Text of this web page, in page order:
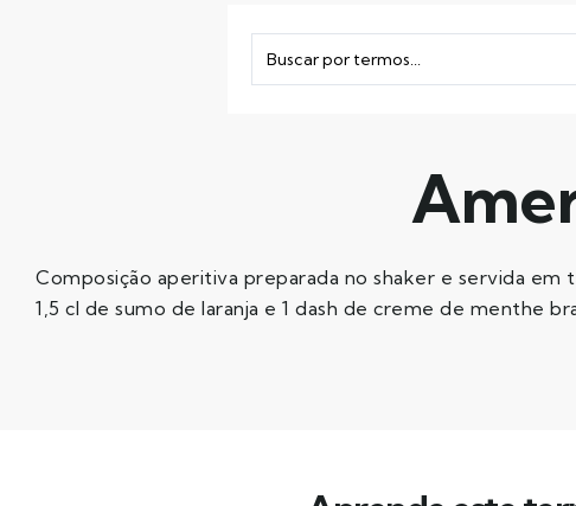
Composição aperitiva preparada no shaker e servida em
1,5 cl de sumo de laranja e 1 dash de creme de menthe